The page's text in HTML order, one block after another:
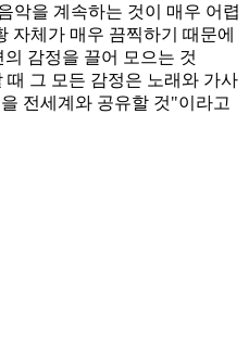
악을 계속하는 것이 매우 어렵
자체가 매우 끔찍하기 때문에
감정을 끌어 모으는 것
그 모든 감정은 노래와 가사
전세계와 공유할 것"이라고